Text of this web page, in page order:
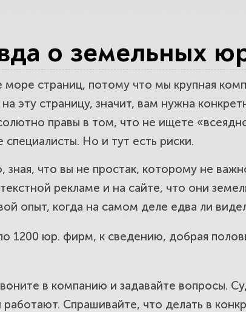
На что обратить внимание при
о земельных
страниц, потому что мы крупная
эту страницу, значит, вам нужна
правы в том, что не ищете
специалисты. Но и тут есть риски.
зная, что вы не простак, которому не
рекламе и на сайте, что они
опыт, когда на самом деле едва ли
1200 юр. фирм, к сведению, добрая
в компанию и задавайте вопросы.
работают. Спрашивайте, что делать в